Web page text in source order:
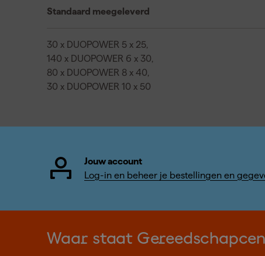
Standaard meegeleverd
30 x DUOPOWER 5 x 25,
140 x DUOPOWER 6 x 30,
80 x DUOPOWER 8 x 40,
30 x DUOPOWER 10 x 50
Jouw account
Log-in en beheer je bestellingen en
Waar staat